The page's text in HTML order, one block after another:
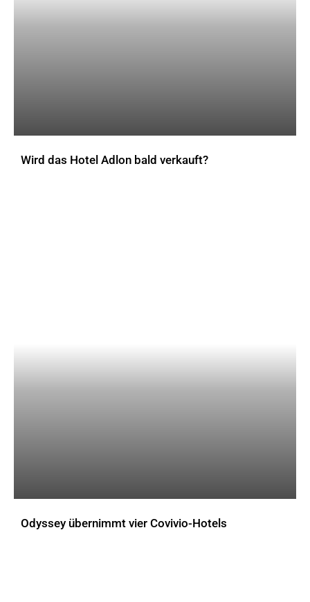
Wird das Hotel Adlon bald verkauft?
Odyssey übernimmt vier Covivio-Hotels